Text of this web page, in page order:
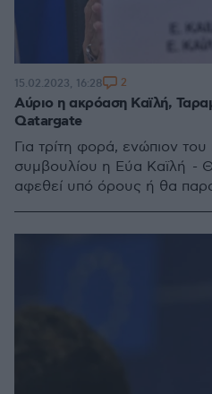
Αύριο η ακρόαση Καϊλή,
Qatargate
Για τρίτη φορά, ενώπιον του
συμβουλίου η Εύα Καϊλή -
αφεθεί υπό όρους ή θα
15.02.2023, 16:28 2